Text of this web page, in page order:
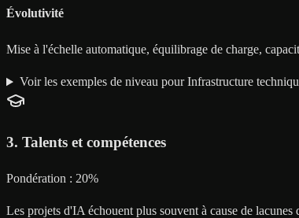
Évolutivité
Mise à l'échelle automatique, équilibrage de charge,
Voir les exemples de niveau pour Infrastructure
3. Talents et compétences
Pondération : 20%
Les projets d'IA échouent plus souvent à cause de